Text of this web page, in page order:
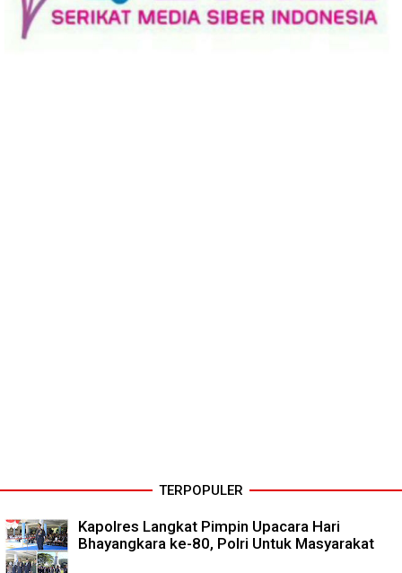
TERPOPULER
Kapolres Langkat Pimpin Upacara Hari
Bhayangkara ke-80, Polri Untuk Masyarakat